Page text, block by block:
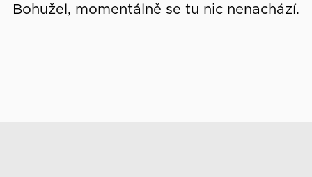
Bohužel, momentálně se tu nic nenachází.